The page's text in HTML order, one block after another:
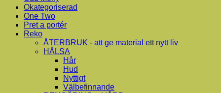
Okategoriserad
One Two
Pret a portér
Reko
ÅTERBRUK - att ge material ett nytt liv
HÄLSA
Hår
Hud
Nyttigt
Välbefinnande